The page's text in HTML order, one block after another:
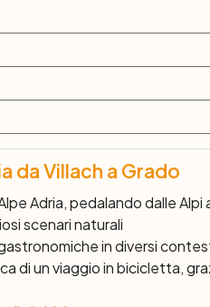
da Villach a Grado
Adria, pedalando dalle Alpi
scenari naturali
in diversi
di un viaggio in bicicletta,